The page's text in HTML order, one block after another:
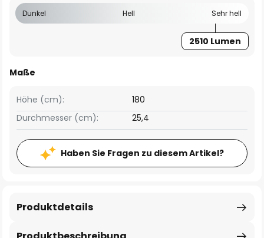
Dunkel Hell Sehr hell
2510 Lumen
Maße
Höhe (cm):
180
Durchmesser (cm):
25,4
Haben Sie Fragen zu diesem Artikel?
Produktdetails